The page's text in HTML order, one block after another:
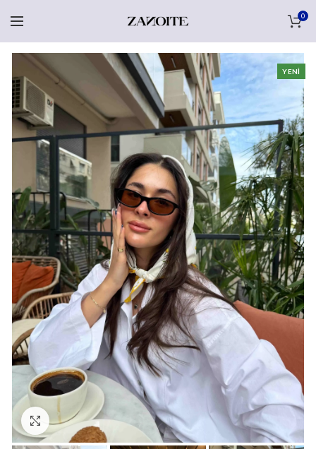
0
YENI
Büyüt